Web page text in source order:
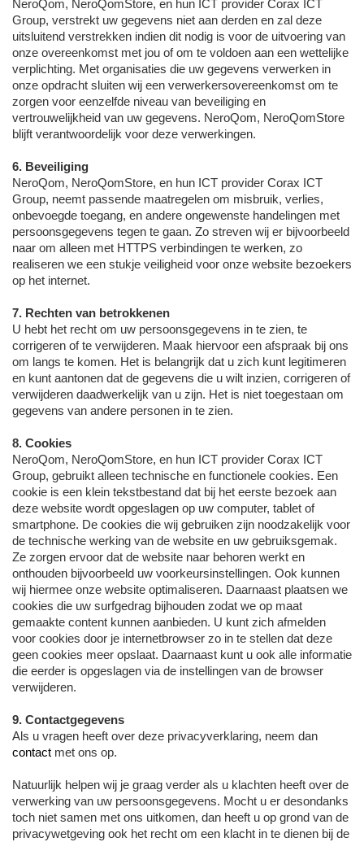
NeroQom, NeroQomStore, en hun ICT provider Corax ICT
Group, verstrekt uw gegevens niet aan derden en zal deze
uitsluitend verstrekken indien dit nodig is voor de uitvoering van
onze overeenkomst met jou of om te voldoen aan een wettelijke
verplichting. Met organisaties die uw gegevens verwerken in
onze opdracht sluiten wij een verwerkersovereenkomst om te
zorgen voor eenzelfde niveau van beveiliging en
vertrouwelijkheid van uw gegevens. NeroQom, NeroQomStore
blijft verantwoordelijk voor deze verwerkingen.
6. Beveiliging
NeroQom, NeroQomStore, en hun ICT provider Corax ICT
Group, neemt passende maatregelen om misbruik, verlies,
onbevoegde toegang, en andere ongewenste handelingen met
persoonsgegevens tegen te gaan. Zo streven wij er bijvoorbeeld
naar om alleen met HTTPS verbindingen te werken, zo
realiseren we een stukje veiligheid voor onze website bezoekers
op het internet.
7. Rechten van betrokkenen
U hebt het recht om uw persoonsgegevens in te zien, te
corrigeren of te verwijderen. Maak hiervoor een afspraak bij ons
om langs te komen. Het is belangrijk dat u zich kunt legitimeren
en kunt aantonen dat de gegevens die u wilt inzien, corrigeren of
verwijderen daadwerkelijk van u zijn. Het is niet toegestaan om
gegevens van andere personen in te zien.
8. Cookies
NeroQom, NeroQomStore, en hun ICT provider Corax ICT
Group, gebruikt alleen technische en functionele cookies. Een
cookie is een klein tekstbestand dat bij het eerste bezoek aan
deze website wordt opgeslagen op uw computer, tablet of
smartphone. De cookies die wij gebruiken zijn noodzakelijk voor
de technische werking van de website en uw gebruiksgemak.
Ze zorgen ervoor dat de website naar behoren werkt en
onthouden bijvoorbeeld uw voorkeursinstellingen. Ook kunnen
wij hiermee onze website optimaliseren. Daarnaast plaatsen we
cookies die uw surfgedrag bijhouden zodat we op maat
gemaakte content kunnen aanbieden. U kunt zich afmelden
voor cookies door je internetbrowser zo in te stellen dat deze
geen cookies meer opslaat. Daarnaast kunt u ook alle informatie
die eerder is opgeslagen via de instellingen van de browser
verwijderen.
9. Contactgegevens
Als u vragen heeft over deze privacyverklaring, neem dan
contact met ons op.
Natuurlijk helpen wij je graag verder als u klachten heeft over de
verwerking van uw persoonsgegevens. Mocht u er desondanks
toch niet samen met ons uitkomen, dan heeft u op grond van de
privacywetgeving ook het recht om een klacht in te dienen bij de